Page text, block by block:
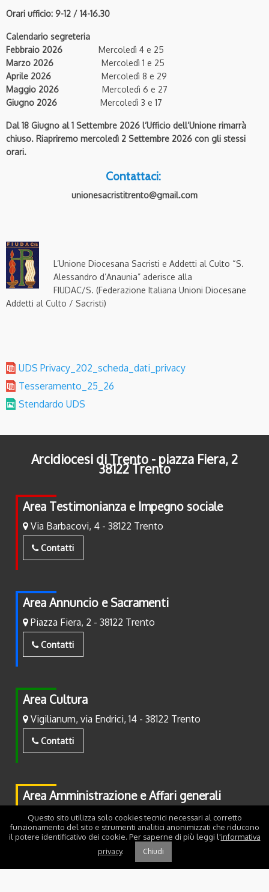
Orari ufficio: 9-12 / 14-16.30
Calendario segreteria
Febbraio 2026 Mercoledì 4 e 25
Marzo 2026 Mercoledì 1 e 25
Aprile 2026 Mercoledì 8 e 29
Maggio 2026 Mercoledì 6 e 27
Giugno 2026 Mercoledì 3 e 17
Dal 18 Giugno al 1 Settembre 2026 l’Ufficio dell’Unione rimarrà
chiuso. Riapriremo mercoledì 2 Settembre 2026 con gli stessi
orari.
Contattaci:
unionesacristitrento@gmail.com
L’Unione Diocesana Sacristi e Addetti al Culto “S.
Alessandro d’Anaunia” aderisce alla
FIUDAC/S. (Federazione Italiana Unioni Diocesane
Addetti al Culto / Sacristi)
UDS Privacy_202_scheda_dati_privacy
Tesseramento_25_26
Stendardo UDS
Arcidiocesi di Trento - piazza Fiera, 2
38122 Trento
Area Testimonianza e Impegno sociale
Via Barbacovi, 4 - 38122 Trento
Contatti
Area Annuncio e Sacramenti
Piazza Fiera, 2 - 38122 Trento
Contatti
Area Cultura
Vigilianum, via Endrici, 14 - 38122 Trento
Contatti
Area Amministrazione e Affari generali
Piazza Fiera, 2 - 38122 Trento
Contatti
Questo sito utilizza solo cookies tecnici necessari al corretto
funzionamento del sito e strumenti analitici anonimizzati che riducono
il potere identificativo dei cookie. Per saperne di più leggi l'informativa
privacy. Chiudi